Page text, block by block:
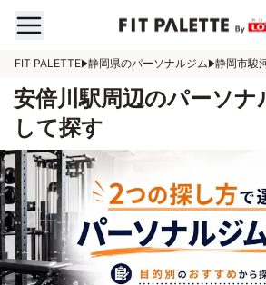
FIT PALETTE 静岡県のパーソナルジム 静岡市駿
安倍川駅周辺のパーソナ
して探す